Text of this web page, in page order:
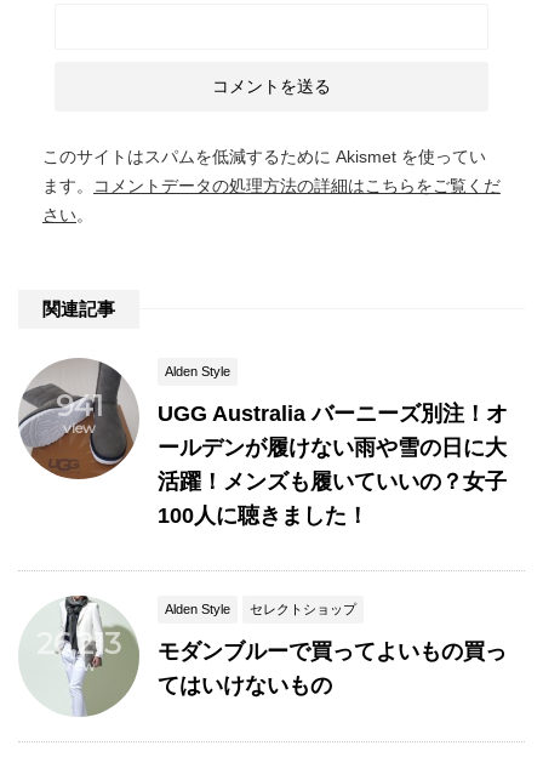
このサイトはスパムを低減するために Akismet を使ってい
ます。
コメントデータの処理方法の詳細はこちらをご覧くだ
さい。
関連記事
941
view
Alden Style
UGG Australia バーニーズ別注！オ
ールデンが履けない雨や雪の日に大
活躍！メンズも履いていいの？女子
100人に聴きました！
26,213
view
Alden Style セレクトショップ
モダンブルーで買ってよいもの買っ
てはいけないもの